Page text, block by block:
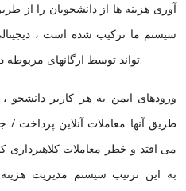
آوری هزینه ها از دانشجویان را از
سیستم ما ترکیب شده است ،
تواند توسط ارگانهای مربوطه در هر زمان و از هر مکان انجام شود.
ورودهای ایمن به هر کاربر دانشجو
طریق آنها معاملات آنلاین پرداخت
می افتد و خطر معاملات
به این ترتیب سیستم مدیریت